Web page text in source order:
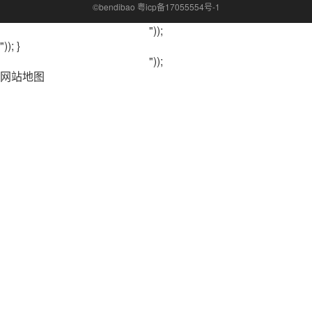
©bendibao 粤icp备17055554号-1
"));
")); }
"));
网站地图